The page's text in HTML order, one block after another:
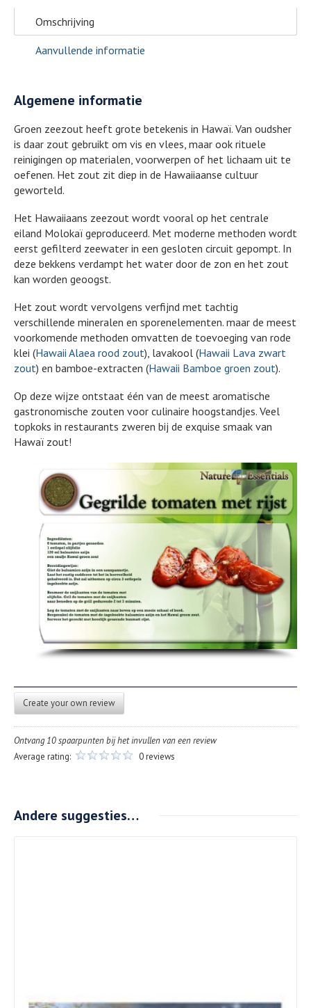
Omschrijving
Aanvullende informatie
Algemene informatie
Groen zeezout heeft grote betekenis in Hawaï. Van oudsher
is daar zout gebruikt om vis en vlees, maar ook rituele
reinigingen op materialen, voorwerpen of het lichaam uit te
oefenen. Het zout zit diep in de Hawaiiaanse cultuur
geworteld.
Het Hawaiiaans zeezout wordt vooral op het centrale
eiland Molokaï geproduceerd. Met moderne methoden wordt
eerst gefilterd zeewater in een gesloten circuit gepompt. In
deze bekkens verdampt het water door de zon en het zout
kan worden geoogst.
Het zout wordt vervolgens verfijnd met tachtig
verschillende mineralen en sporenelementen. maar de meest
voorkomende methoden omvatten de toevoeging van rode
klei (Hawaii Alaea rood zout), lavakool (Hawaii Lava zwart
zout) en bamboe-extracten (Hawaii Bamboe groen zout).
Op deze wijze ontstaat één van de meest aromatische
gastronomische zouten voor culinaire hoogstandjes. Veel
topkoks in restaurants zweren bij de exquise smaak van
Hawaï zout!
Create your own review
Ontvang 10 spaarpunten bij het invullen van een review
Average rating:
0 reviews
Andere suggesties…